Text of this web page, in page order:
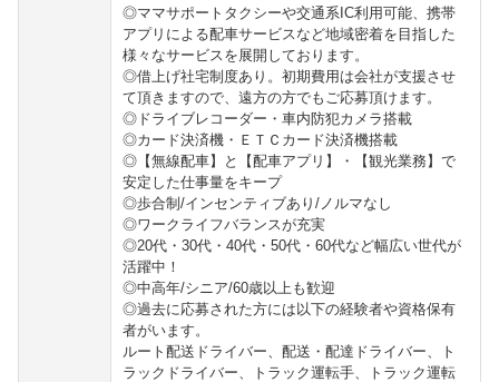
◎ママサポートタクシーや交通系IC利用可能、携帯
アプリによる配車サービスなど地域密着を目指した
様々なサービスを展開しております。
◎借上げ社宅制度あり。初期費用は会社が支援させ
て頂きますので、遠方の方でもご応募頂けます。
◎ドライブレコーダー・車内防犯カメラ搭載
◎カード決済機・ＥＴＣカード決済機搭載
◎【無線配車】と【配車アプリ】・【観光業務】で
安定した仕事量をキープ
◎歩合制/インセンティブあり/ノルマなし
◎ワークライフバランスが充実
◎20代・30代・40代・50代・60代など幅広い世代が
活躍中！
◎中高年/シニア/60歳以上も歓迎
◎過去に応募された方には以下の経験者や資格保有
者がいます。
ルート配送ドライバー、配送・配達ドライバー、ト
ラックドライバー、トラック運転手、トラック運転